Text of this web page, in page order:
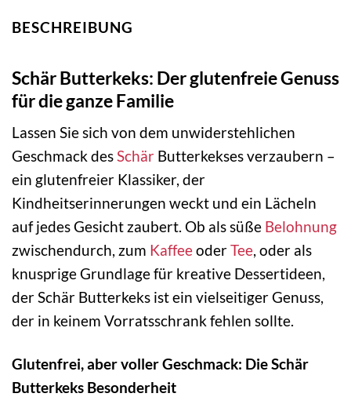
BESCHREIBUNG
Schär Butterkeks: Der glutenfreie Genuss
für die ganze Familie
Lassen Sie sich von dem unwiderstehlichen
Geschmack desSchär Butterkekses verzaubern –
ein glutenfreier Klassiker, der
Kindheitserinnerungen weckt und ein Lächeln
auf jedes Gesicht zaubert. Ob als süße Belohnung
zwischendurch, zum KaffeeoderTee, oder als
knusprige Grundlage für kreative Dessertideen,
der Schär Butterkeks ist ein vielseitiger Genuss,
der in keinem Vorratsschrank fehlen sollte.
Glutenfrei, aber voller Geschmack: Die Schär
Butterkeks Besonderheit